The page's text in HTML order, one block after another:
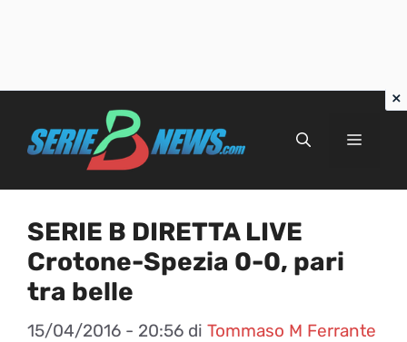
Menu
SERIE B DIRETTA LIVE
Crotone-Spezia 0-0, pari
tra belle
15/04/2016 - 20:56 di Tommaso M Ferrante